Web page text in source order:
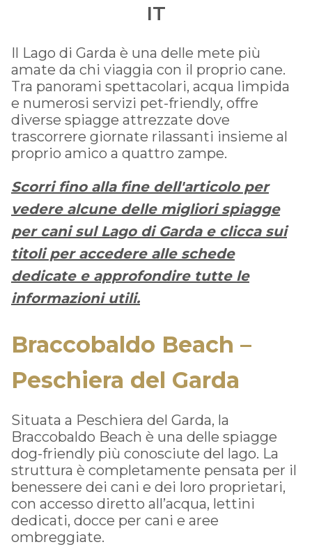
IT
Il Lago di Garda è una delle mete più
amate da chi viaggia con il proprio cane.
Tra panorami spettacolari, acqua limpida
e numerosi servizi pet-friendly, offre
diverse spiagge attrezzate dove
trascorrere giornate rilassanti insieme al
proprio amico a quattro zampe.
Scorri fino alla fine dell'articolo per
vedere alcune delle migliori spiagge
per cani sul Lago di Garda e clicca sui
titoli per accedere alle schede
dedicate e approfondire tutte le
informazioni utili.
Braccobaldo Beach –
Peschiera del Garda
Situata a Peschiera del Garda, la
Braccobaldo Beach è una delle spiagge
dog-friendly più conosciute del lago. La
struttura è completamente pensata per il
benessere dei cani e dei loro proprietari,
con accesso diretto all’acqua, lettini
dedicati, docce per cani e aree
ombreggiate.